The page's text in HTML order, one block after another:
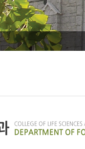
COLLEGE OF LIFE
DEPARTMENT OF